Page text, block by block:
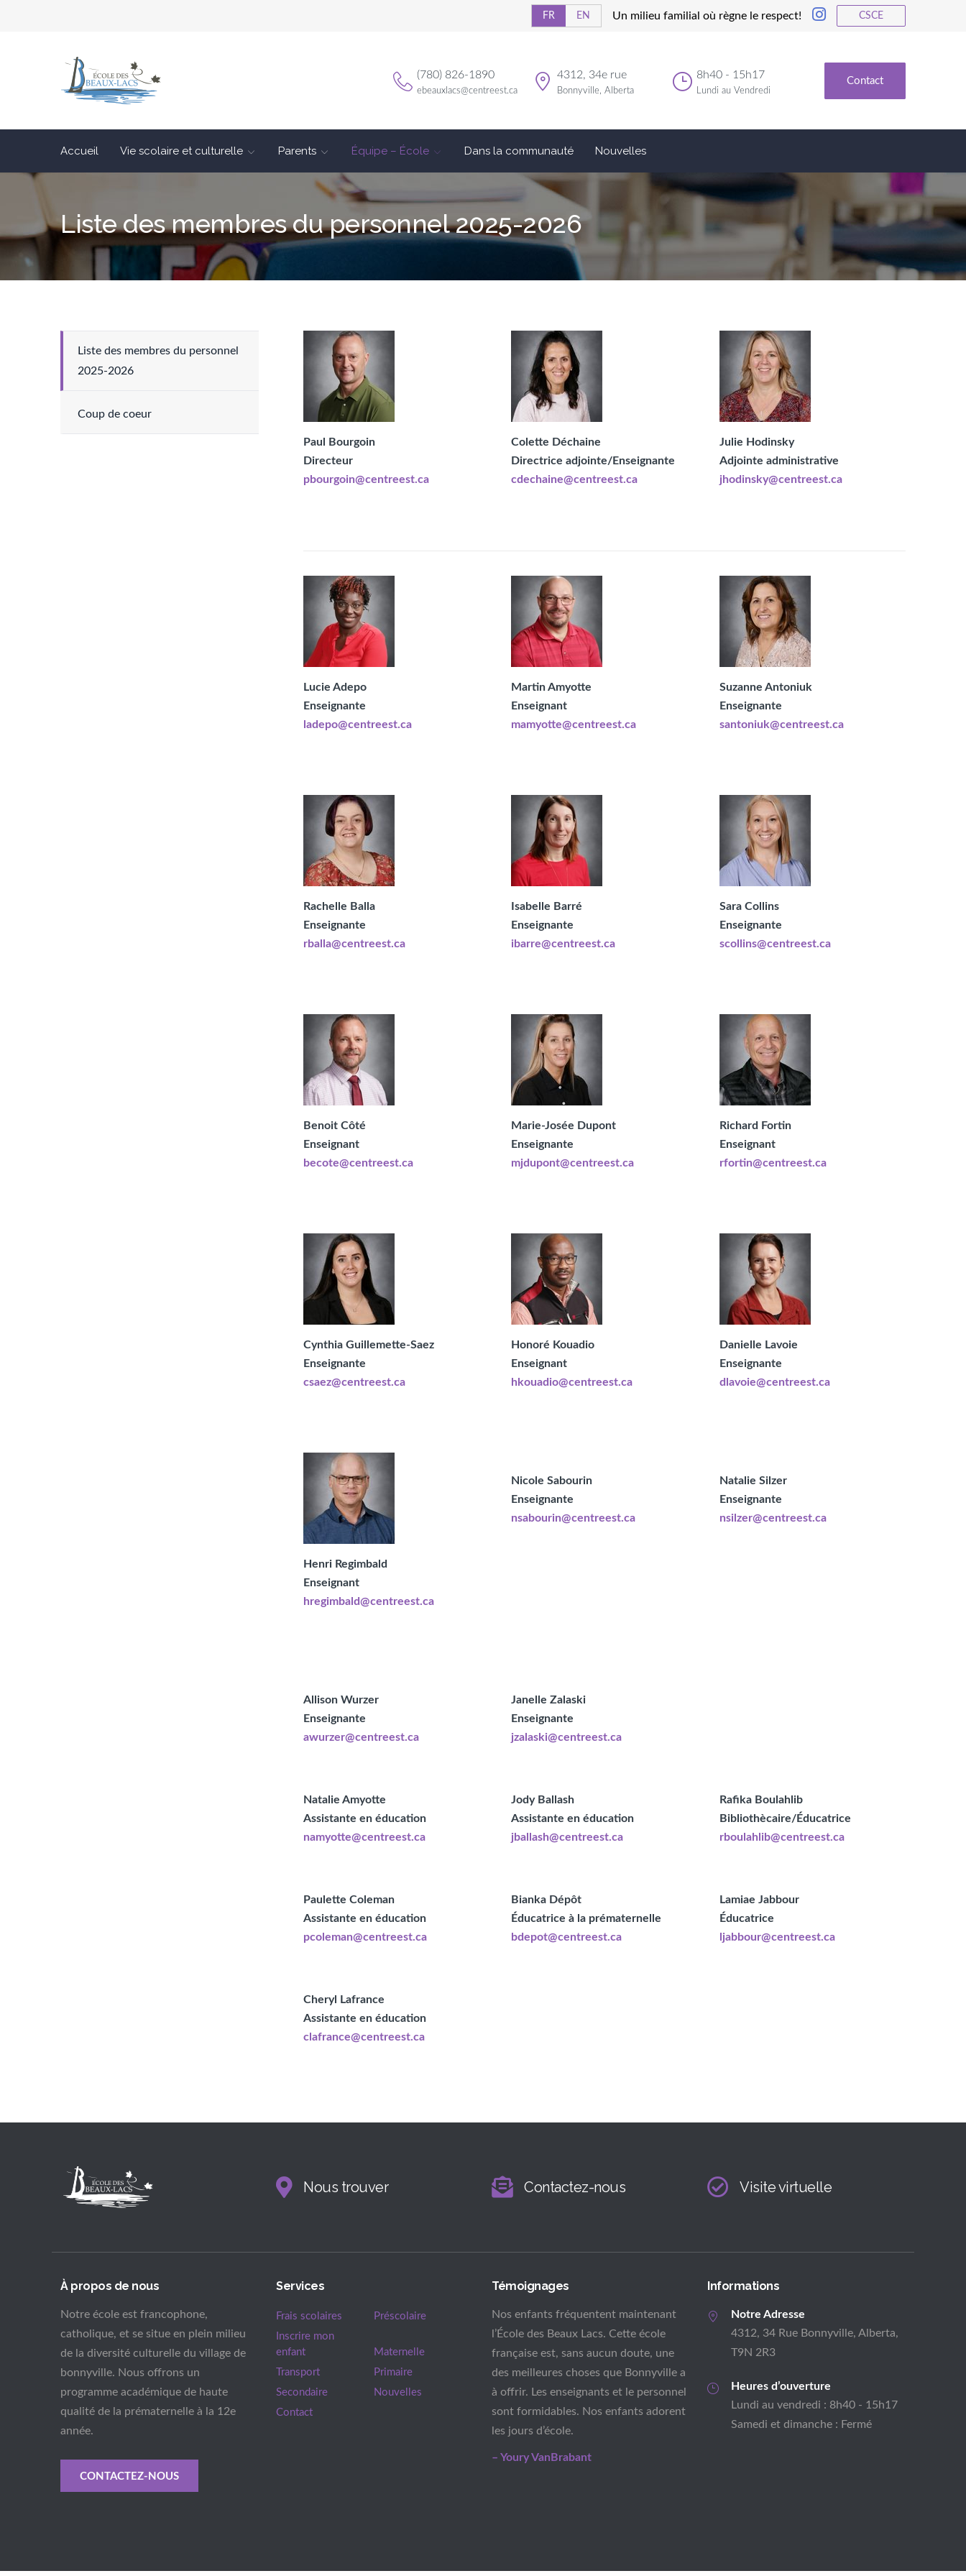
FR EN Un milieu familial où règne le respect! CSCE
(780) 826-1890
ebeauxlacs@centreest.ca
4312, 34e rue
Bonnyville, Alberta
8h40 - 15h17
Lundi au Vendredi
Contact
Accueil Vie scolaire et culturelle Parents Équipe – École Dans la communauté Nouvelles
Liste des membres du personnel 2025-2026
Paul Bourgoin
Directeur
pbourgoin@centreest.ca
Colette Déchaine
Directrice adjointe/Enseignante
cdechaine@centreest.ca
Julie Hodinsky
Adjointe administrative
jhodinsky@centreest.ca
Lucie Adepo
Enseignante
ladepo@centreest.ca
Martin Amyotte
Enseignant
mamyotte@centreest.ca
Suzanne Antoniuk
Enseignante
santoniuk@centreest.ca
Rachelle Balla
Enseignante
rballa@centreest.ca
Isabelle Barré
Enseignante
ibarre@centreest.ca
Sara Collins
Enseignante
scollins@centreest.ca
Benoit Côté
Enseignant
becote@centreest.ca
Marie-Josée Dupont
Enseignante
mjdupont@centreest.ca
Richard Fortin
Enseignant
rfortin@centreest.ca
Cynthia Guillemette-Saez
Enseignante
csaez@centreest.ca
Honoré Kouadio
Enseignant
hkouadio@centreest.ca
Danielle Lavoie
Enseignante
dlavoie@centreest.ca
Henri Regimbald
Enseignant
hregimbald@centreest.ca
Nicole Sabourin
Enseignante
nsabourin@centreest.ca
Natalie Silzer
Enseignante
nsilzer@centreest.ca
Allison Wurzer
Enseignante
awurzer@centreest.ca
Janelle Zalaski
Enseignante
jzalaski@centreest.ca
Natalie Amyotte
Assistante en éducation
namyotte@centreest.ca
Jody Ballash
Assistante en éducation
jballash@centreest.ca
Rafika Boulahlib
Bibliothècaire/Éducatrice
rboulahlib@centreest.ca
Paulette Coleman
Assistante en éducation
pcoleman@centreest.ca
Bianka Dépôt
Éducatrice à la prématernelle
bdepot@centreest.ca
Lamiae Jabbour
Éducatrice
ljabbour@centreest.ca
Cheryl Lafrance
Assistante en éducation
clafrance@centreest.ca
Liste des membres du personnel
2025-2026
Coup de coeur
Nous trouver Contactez-nous Visite virtuelle
À propos de nous
Notre école est francophone,
catholique, et se situe en plein milieu
de la diversité culturelle du village de
bonnyville. Nous offrons un
programme académique de haute
qualité de la prématernelle à la 12e
année.
CONTACTEZ-NOUS
Services
Frais scolaires
Préscolaire
Inscrire mon
enfant
Maternelle
Transport
Primaire
Secondaire
Nouvelles
Contact
Témoignages
Nos enfants fréquentent maintenant
l’École des Beaux Lacs. Cette école
française est, sans aucun doute, une
des meilleures choses que Bonnyville a
à offrir. Les enseignants et le personnel
sont formidables. Nos enfants adorent
les jours d’école.
– Youry VanBrabant
Informations
Notre Adresse
4312, 34 Rue Bonnyville, Alberta,
T9N 2R3
Heures d’ouverture
Lundi au vendredi : 8h40 - 15h17
Samedi et dimanche : Fermé